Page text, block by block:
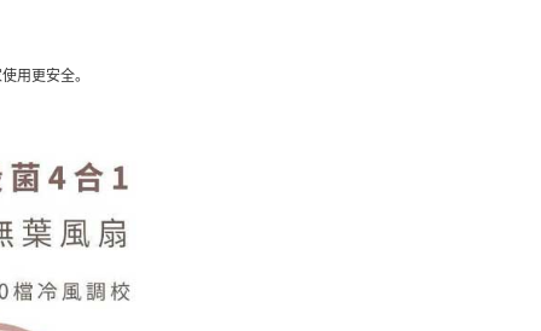
用更安全。